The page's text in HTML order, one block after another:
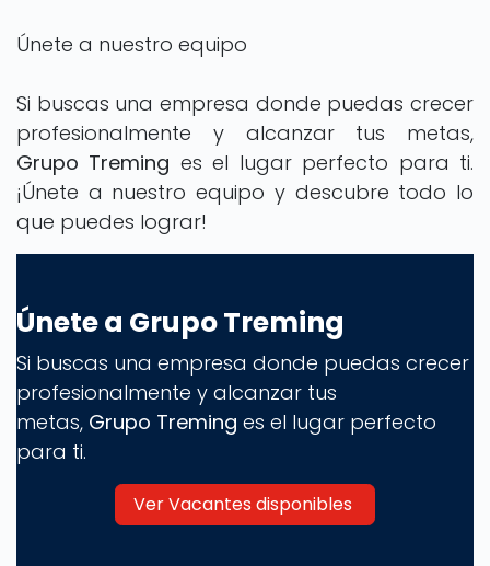
Únete a nuestro equipo
Si buscas una empresa donde puedas crecer
profesionalmente y alcanzar tus metas,
Grupo Treming es el lugar perfecto para ti.
¡Únete a nuestro equipo y descubre todo lo
que puedes lograr!
Únete a Grupo Treming
Si buscas una empresa donde puedas crecer
profesionalmente y alcanzar tus
metas, Grupo Treming es el lugar perfecto
para ti.
Ver Vacantes disponibles